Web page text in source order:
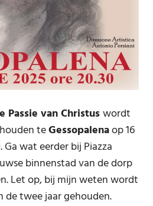
Passie van Christuswordt
teGessopalenaop 16
wat eerder bij Piazza
binnenstad van de dorp
Let op, bij mijn weten wordt
twee jaar gehouden.